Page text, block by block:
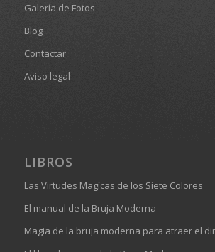
Galería de Fotos
Blog
Contactar
Aviso legal
LIBROS
Las Virtudes Magícas de los Siete Colores
El manual de la Bruja Moderna
Magia de la bruja moderna para atraer el